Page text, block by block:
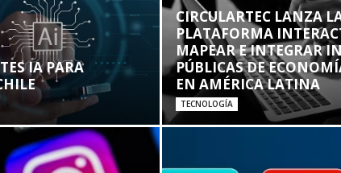
IA PARA
CIRCULARTEC LANZA
PLATAFORMA
MAPEAR E INTEGRAR
PÚBLICAS DE
EN AMÉRICA LATINA
TECNOLOGÍA